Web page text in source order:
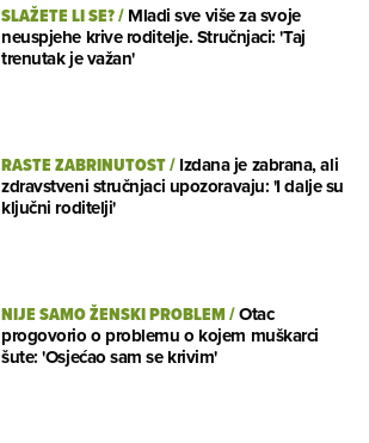
SLAŽETE LI SE?/Mladi sve više za svoje
neuspjehe krive roditelje. Stručnjaci: 'Taj
trenutak je važan'
RASTE ZABRINUTOST/Izdana je zabrana, ali
zdravstveni stručnjaci upozoravaju: 'I dalje su
ključni roditelji'
NIJE SAMO ŽENSKI PROBLEM/Otac
progovorio o problemu o kojem muškarci
šute: 'Osjećao sam se krivim'